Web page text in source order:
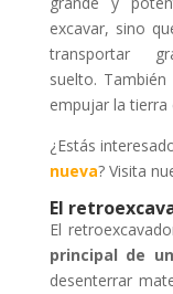
excavar, sino
transportar
suelto.
empujar la
¿Estás
nueva? Visita
El
El
principal de
desenterrar